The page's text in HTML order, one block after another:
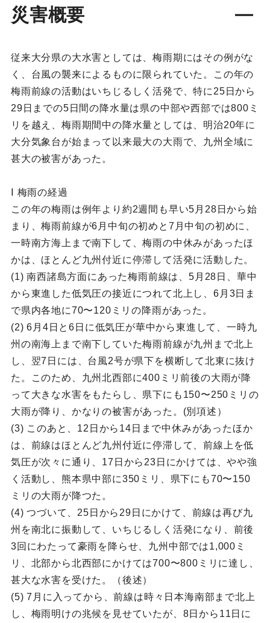
災害概要
従来大分県の大水害としては、梅雨期にはその例がな
く、台風の襲来によるものに限られていた。この年の
梅雨前線の活動はいちじるしく活発で、特に25日から
29日までの5日間の降水量は県の中部や西部では800ミ
リを越え、梅雨期間中の降水量としては、明治20年に
大分気象台が始まって以来最大の大雨で、九州全域に
甚大の被害があった。
Ⅰ 梅雨の経過
この年の梅雨は例年より約2週間も早い5月28日から始
まり、梅雨前線が6月中旬の初めと7月中旬の初めに、
一時南方海上まで南下して、梅雨の中休みがあったほ
かは、ほとんど九州付近に停滞して活発に活動した。
(1) 南西諸島方面にあった梅雨前線は、5月28日、華中
から東進した低気圧の接近につれて北上し、6月3日ま
で県内各地に70〜120ミリの降雨があった。
(2) 6月4日と6日に低気圧が華中から東進して、一時九
州の南海上まで南下していた梅雨前線が九州まで北上
し、翌7日には、台風2号が県下を横断して北東に抜け
た。このため、九州北西部に400ミリ前後の大雨が降
って大きな水害をもたらし、県下にも150〜250ミリの
大雨が降り、かなりの被害があった。(別項述）
(3) このあと、12日から14日まで中休みがあったほか
は、前線はほとんど九州付近に停滞して、前線上を低
気圧が次々に通り、17日から23日にかけては、やや強
く活動し、熊本県中部に350ミリ、県下にも70〜150
ミリの大雨が降つた。
(4) つづいて、25日から29日にかけて、前線は再び九
州を南北に振動して、いちじるしく活発になり、前後
3回にわたって豪雨を降らせ、九州中部では1,000ミ
リ、北部から北西部にかけては700〜800ミリに達し、
甚大な水害を受けた。（後述）
(5) 7月に入ってから、前線は時々日本海南部まで北上
し、梅雨明けの兆候を見せていたが、8日から11日に